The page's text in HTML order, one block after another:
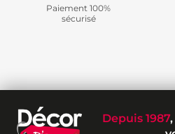
Paiement 100%
sécurisé
Depuis 1987